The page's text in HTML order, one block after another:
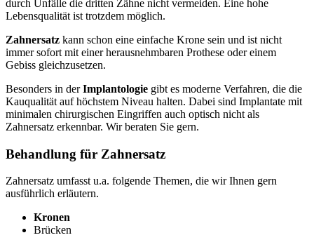
durch Unfälle die dritten Zähne nicht vermeiden. Eine hohe
Lebensqualität ist trotzdem möglich.
Zahnersatz kann schon eine einfache Krone sein und ist nicht
immer sofort mit einer herausnehmbaren Prothese oder einem
Gebiss gleichzusetzen.
Besonders in derImplantologie gibt es moderne Verfahren, die die
Kauqualität auf höchstem Niveau halten. Dabei sind Implantate mit
minimalen chirurgischen Eingriffen auch optisch nicht als
Zahnersatz erkennbar. Wir beraten Sie gern.
Behandlung für Zahnersatz
Zahnersatz umfasst u.a. folgende Themen, die wir Ihnen gern
ausführlich erläutern.
Kronen
Brücken